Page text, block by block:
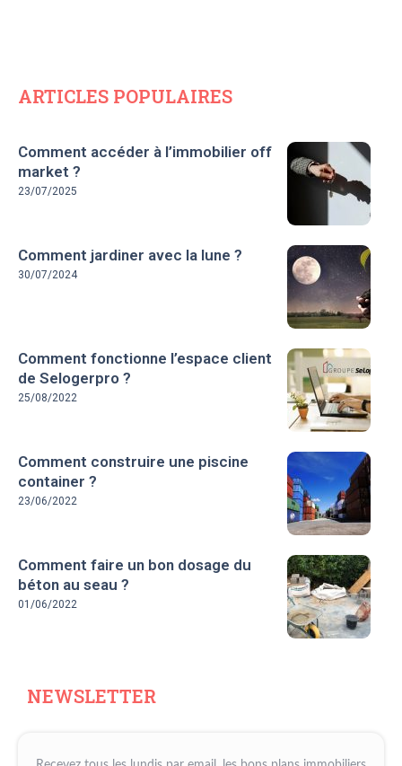
ARTICLES POPULAIRES
Comment accéder à l’immobilier off
market ?
23/07/2025
Comment jardiner avec la lune ?
30/07/2024
Comment fonctionne l’espace client
de Selogerpro ?
25/08/2022
Comment construire une piscine
container ?
23/06/2022
Comment faire un bon dosage du
béton au seau ?
01/06/2022
NEWSLETTER